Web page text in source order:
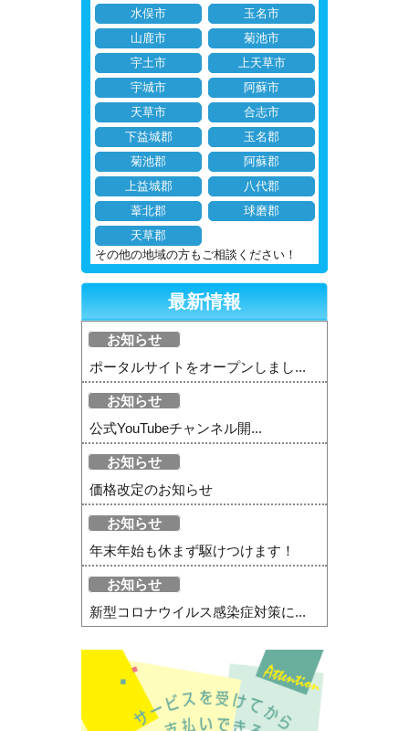
水俣市
玉名市
山鹿市
菊池市
宇土市
上天草市
宇城市
阿蘇市
天草市
合志市
下益城郡
玉名郡
菊池郡
阿蘇郡
上益城郡
八代郡
葦北郡
球磨郡
天草郡
その他の地域の方もご相談ください！
最新情報
お知らせ
ポータルサイトをオープンしまし...
お知らせ
公式YouTubeチャンネル開...
お知らせ
価格改定のお知らせ
お知らせ
年末年始も休まず駆けつけます！
お知らせ
新型コロナウイルス感染症対策に...